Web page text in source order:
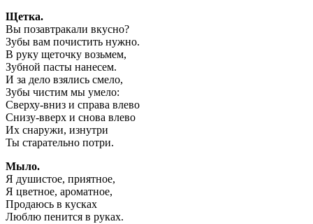
Щетка.
Вы позавтракали вкусно?
Зубы вам почистить нужно.
В руку щеточку возьмем,
Зубной пасты нанесем.
И за дело взялись смело,
Зубы чистим мы умело:
Сверху-вниз и справа влево
Снизу-вверх и снова влево
Их снаружи, изнутри
Ты старательно потри.
Мыло.
Я душистое, приятное,
Я цветное, ароматное,
Продаюсь в кусках
Люблю пенится в руках.